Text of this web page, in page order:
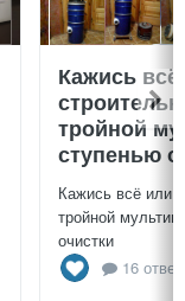
Кажись
тройной
ступенью
Кажись всё или
тройной
очистки
16